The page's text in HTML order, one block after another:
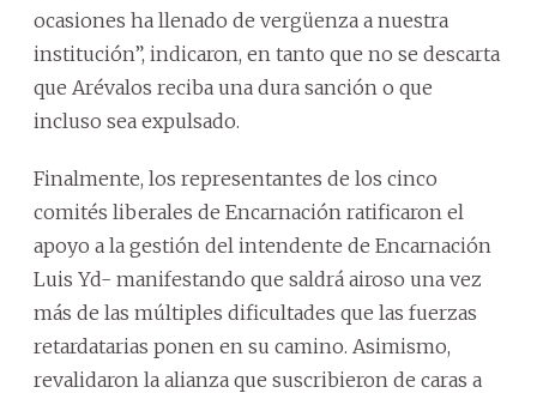
ocasiones ha llenado de vergüenza a nuestra
institución”, indicaron, en tanto que no se descarta
que Arévalos reciba una dura sanción o que
incluso sea expulsado.
Finalmente, los representantes de los cinco
comités liberales de Encarnación ratificaron el
apoyo a la gestión del intendente de Encarnación
Luis Yd- manifestando que saldrá airoso una vez
más de las múltiples dificultades que las fuerzas
retardatarias ponen en su camino. Asimismo,
revalidaron la alianza que suscribieron de caras a